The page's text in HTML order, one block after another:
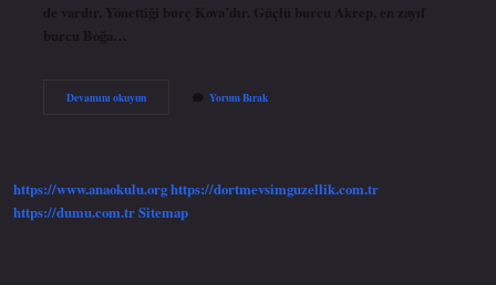
de vardır. Yönettiği burç Kova’dır. Güçlü burcu Akrep, en zayıf
burcu Boğa…
Devamını okuyunUranüs
Yorum Bırak
https://www.anaokulu.orghttps://dortmevsimguzellik.com.tr
https://dumu.com.trSitemap